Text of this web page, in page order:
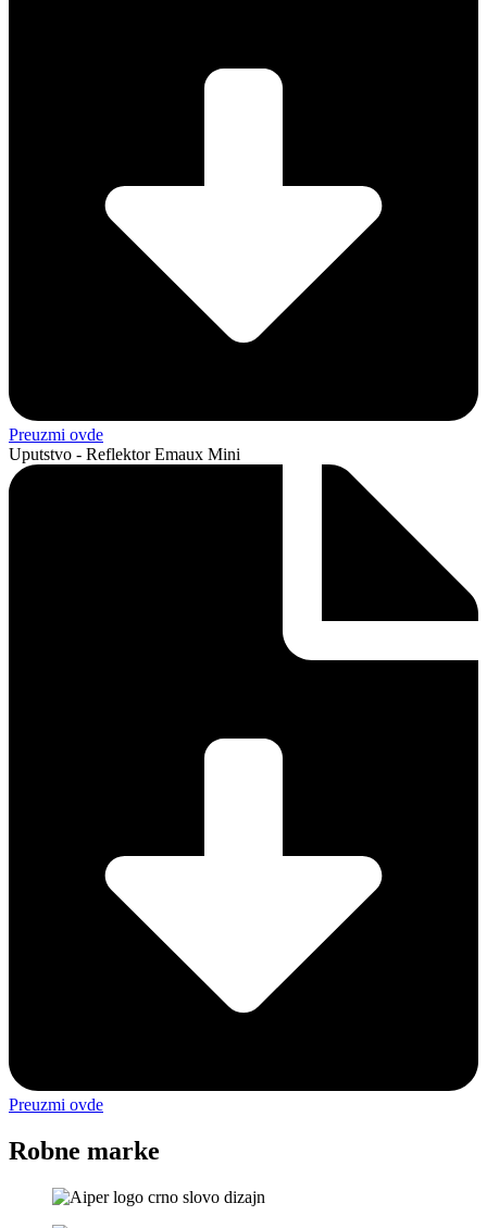
Preuzmi ovde
Uputstvo - Reflektor Emaux Mini
Preuzmi ovde
Robne marke